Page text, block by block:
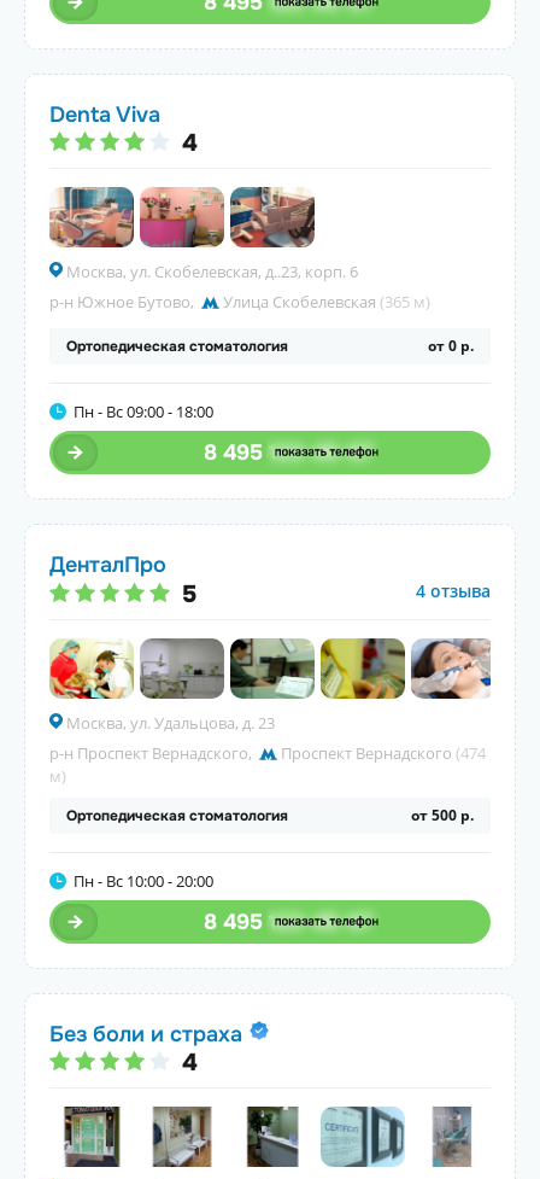
Denta Viva
4
Москва, ул. Скобелевская, д..23, корп. 6
р-н Южное Бутово, Улица Скобелевская (365 м)
Ортопедическая стоматология от 0 р.
Пн - Вс 09:00 - 18:00
8 495 123-45-67
ДенталПро
5 4 отзыва
Москва, ул. Удальцова, д. 23
р-н Проспект Вернадского, Проспект Вернадского (474
м)
Ортопедическая стоматология от 500 р.
Пн - Вс 10:00 - 20:00
8 495 123-45-67
Без боли и страха
4